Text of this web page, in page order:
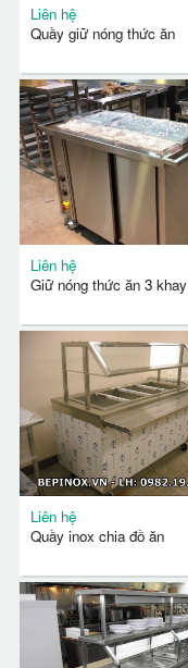
Liên hệ
Quầy giữ nóng thức ăn
Liên hệ
Giữ nóng thức ăn 3 khay
Liên hệ
Quầy inox chia đồ ăn